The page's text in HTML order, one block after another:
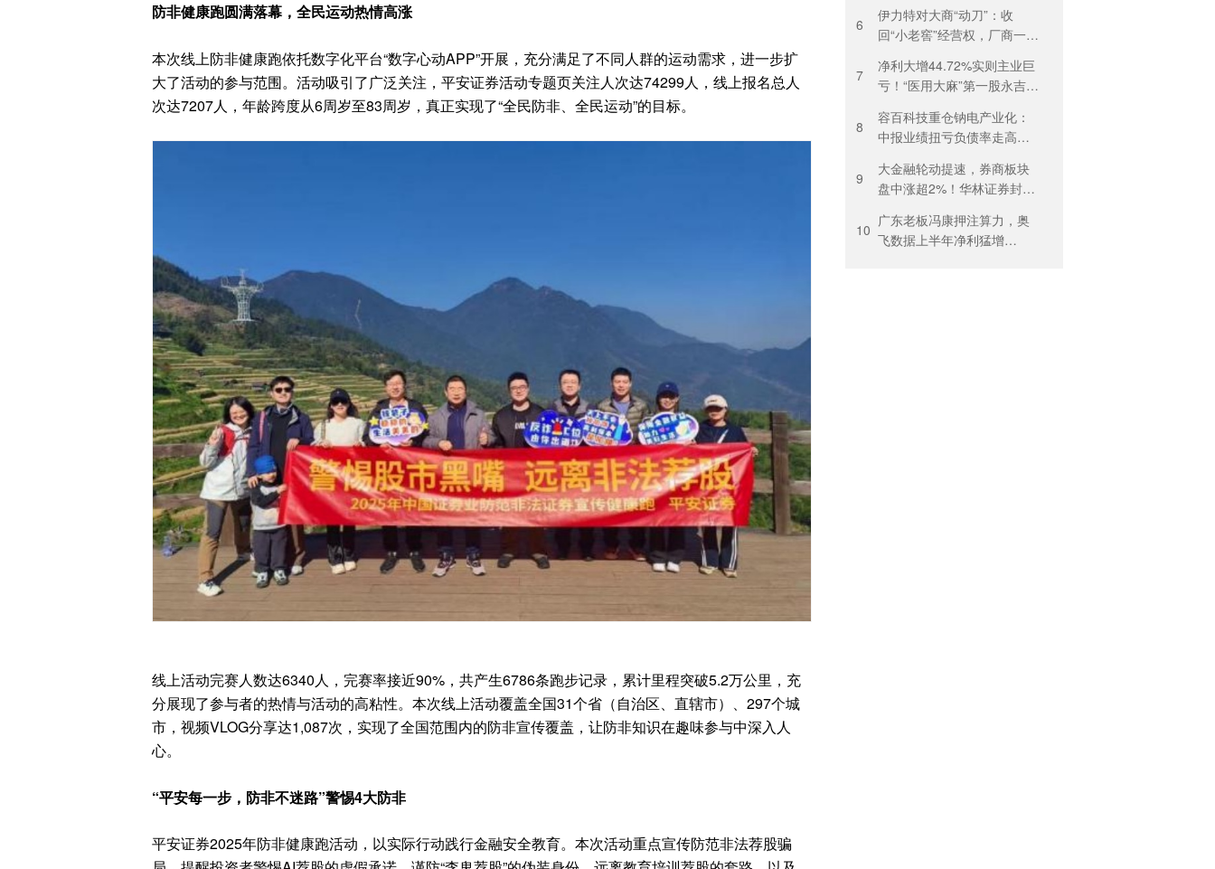
防非健康跑圆满落幕，全民运动热情高涨
本次线上防非健康跑依托数字化平台“数字心动APP”开展，充分满足了不同人群的运动需求，进一步扩
大了活动的参与范围。活动吸引了广泛关注，平安证券活动专题页关注人次达74299人，线上报名总人
次达7207人，年龄跨度从6周岁至83周岁，真正实现了“全民防非、全民运动”的目标。
线上活动完赛人数达6340人，完赛率接近90%，共产生6786条跑步记录，累计里程突破5.2万公里，充
分展现了参与者的热情与活动的高粘性。本次线上活动覆盖全国31个省（自治区、直辖市）、297个城
市，视频VLOG分享达1,087次，实现了全国范围内的防非宣传覆盖，让防非知识在趣味参与中深入人
心。
“平安每一步，防非不迷路”警惕4大防非
平安证券2025年防非健康跑活动，以实际行动践行金融安全教育。本次活动重点宣传防范非法荐股骗
6
伊力特对大商“动刀”：收
回“小老窖”经营权，厂商一体
7
净利大增44.72%实则主业巨
亏！“医用大麻”第一股永吉股
收益“保盈”
8
容百科技重仓钠电产业化：
中报业绩扭亏负债率走高，
9
大金融轮动提速，券商板块
盘中涨超2%！华林证券封板
30%迎反弹
10
广东老板冯康押注算力，奥
飞数据上半年净利猛增